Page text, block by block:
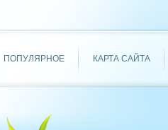
ПОПУЛЯРНОЕ КАРТА САЙТА